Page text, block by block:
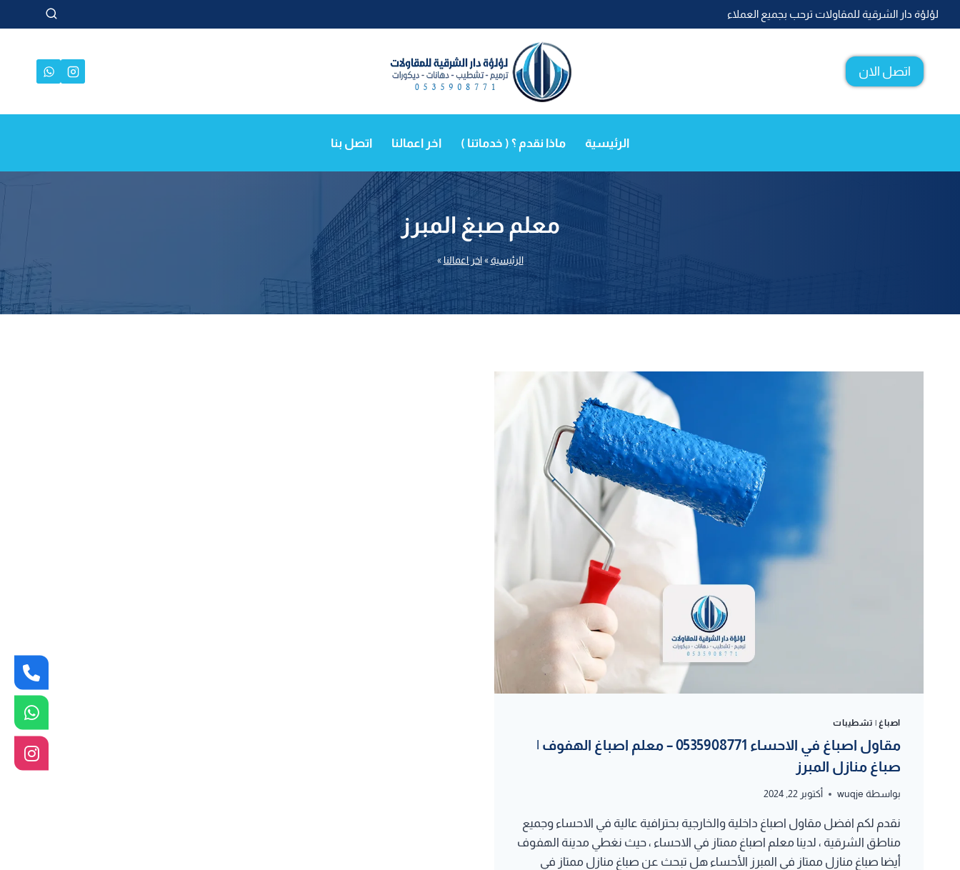
التجاوز
إلى
لؤلؤة دار الشرقية للمقاولات ترحب بجميع العملاء
اتصل الان
الرئيسية ماذا نقدم ؟ ( خدماتنا ) اخر اعمالنا اتصل بنا
معلم صبغ المبرز
الرئيسية»اخر اعمالنا»
اصباغ | تشطيبات
مقاول اصباغ في الاحساء 0535908771 – معلم اصباغ الهفوف |
صباغ منازل المبرز
بواسطة wuqje أكتوبر 22, 2024
نقدم لكم افضل مقاول اصباغ داخلية والخارجية بحترافية عالية في الاحساء وجميع
مناطق الشرقية ، لدينا معلم اصباغ ممتاز في الاحساء ، حيث نغطي مدينة الهفوف
أيضا صباغ منازل ممتاز في المبرز الأحساء هل تبحث عن صباغ منازل ممتاز في